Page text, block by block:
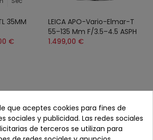
35MM
€
LEICA APO-Vario-Elmar-T
55–135 Mm F/3.5–4.5 ASPH
1.499,00 €
que aceptes cookies para fines de
sociales y publicidad. Las redes sociales
de terceros se utilizan para